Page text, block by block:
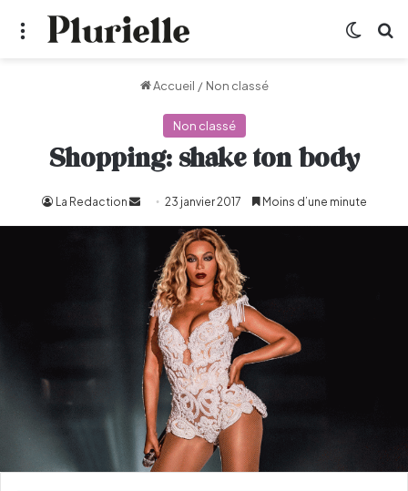
Menu
Accueil / Non classé
Non classé
Shopping: shake ton body
La Redaction
Envoyer
un
courriel
23 janvier 2017 Moins d’une minute